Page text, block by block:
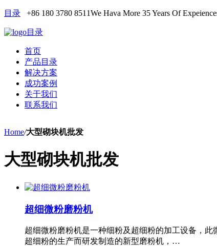
目录 +86 180 3780 8511We Hava More 35 Years Of
目录
首页
产品目录
解决方案
成功案例
关于我们
联系我们
Home/大型砌块机批发
大型砌块机批发
超细微粉磨粉机
超细微粉磨粉机是一种细粉及超细粉的加工设备，
超细粉的生产而研发制造的新型磨粉机，…